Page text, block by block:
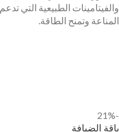
والفيتامينات الطبيعية التي تدعم
المناعة وتمنح الطاقة.
-21%
باقة الضيافة